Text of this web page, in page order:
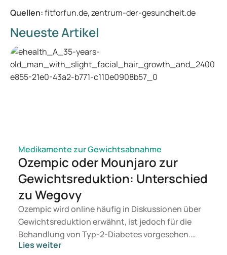
Quellen:fitforfun.de, zentrum-der-gesundheit.de
Neueste Artikel
Medikamente zur Gewichtsabnahme
Ozempic oder Mounjaro zur
Gewichtsreduktion: Unterschied
zu Wegovy
Ozempic wird online häufig in Diskussionen über
Gewichtsreduktion erwähnt, ist jedoch für die
Behandlung von Typ-2-Diabetes vorgesehen.
Suchen Sie eine Therapie zur Gewichtskontrolle,
Lies weiter